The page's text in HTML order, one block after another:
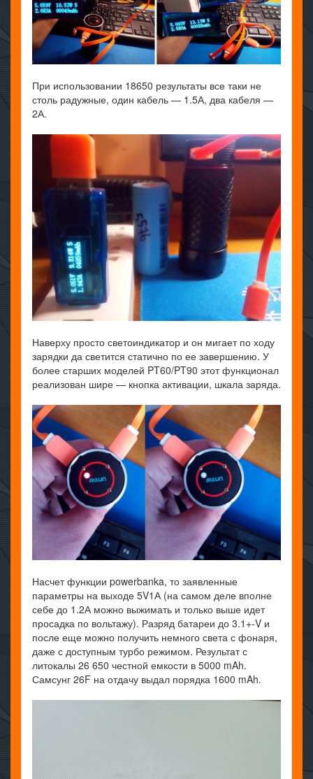
При использовании 18650 результаты все таки не
столь радужные, один кабель — 1.5А, два кабеля —
2А.
Наверху просто светоиндикатор и он мигает по ходу
зарядки да светится статично по ее завершению. У
более старших моделей PT60/PT90 этот функционал
реализован шире — кнопка активации, шкала заряда.
Насчет функции powerbanka, то заявленные
параметры на выходе 5V1А (на самом деле вполне
себе до 1.2А можно выжимать и только выше идет
просадка по вольтажу). Разряд батареи до 3.1+-V и
после еще можно получить немного света с фонаря,
даже с доступным турбо режимом. Результат с
литокалы 26 650 честной емкости в 5000 mAh.
Самсунг 26F на отдачу выдал порядка 1600 mAh.